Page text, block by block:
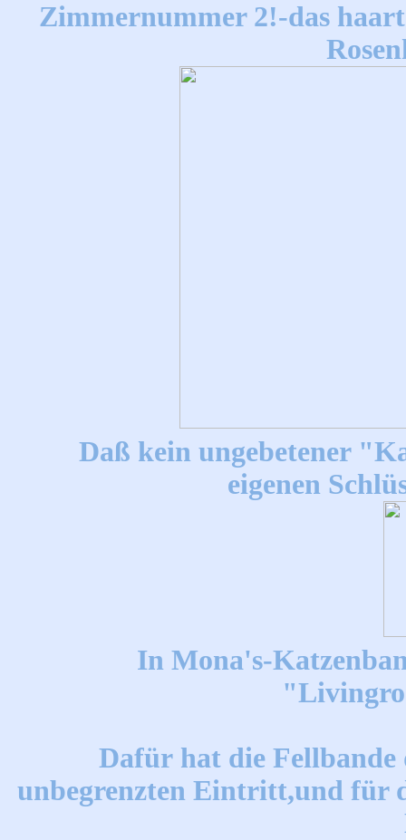
Zimmernummer 2!-das
Daß kein ungebetener
eigenen
In Mona's-
Dafür hat die Fellbande
unbegrenzten Eintritt,und